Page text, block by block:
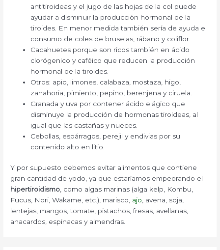
antitiroideas y el jugo de las hojas de la col puede
ayudar a disminuir la producción hormonal de la
tiroides. En menor medida también sería de ayuda el
consumo de coles de bruselas, rábano y coliflor.
Cacahuetes porque son ricos también en ácido
clorógenico y caféico que reducen la producción
hormonal de la tiroides.
Otros: apio, limones, calabaza, mostaza, higo,
zanahoria, pimiento, pepino, berenjena y ciruela.
Granada y uva por contener ácido elágico que
disminuye la producción de hormonas tiroideas, al
igual que las castañas y nueces.
Cebollas, espárragos, perejil y endivias por su
contenido alto en litio.
Y por supuesto debemos evitar alimentos que contiene
gran cantidad de yodo, ya que estaríamos empeorando el
hipertiroidismo , como algas marinas (alga kelp, Kombu,
Fucus, Nori, Wakame, etc.), marisco, ajo , avena, soja,
lentejas, mangos, tomate, pistachos, fresas, avellanas,
anacardos, espinacas y almendras.